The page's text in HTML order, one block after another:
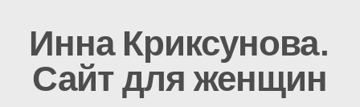
Инна Криксунова.
Сайт для женщин